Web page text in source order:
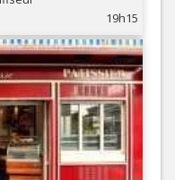
19h15